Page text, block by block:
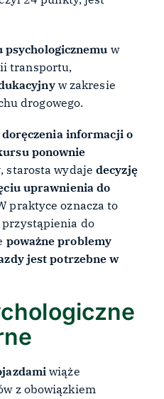
psychologicznemu w
transportu,
w zakresie
drogowego.
informacji o
ponownie
, starosta wydajedecyzję
uprawnienia do
praktyce oznacza to
przystąpienia do
poważne problemy
jest potrzebne w
wiąże
z obowiązkiem